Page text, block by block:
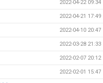
2022-04-22 09:34
2022-04-21 17:49
2022-04-10 20:47
2022-03-28 21:33
2022-02-07 20:12
2022-02-01 15:47